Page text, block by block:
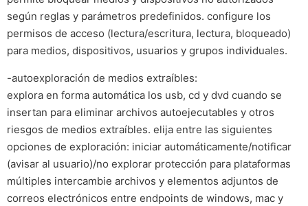
según reglas y parámetros predefinidos. configure los
permisos de acceso (lectura/escritura, lectura, bloqueado)
para medios, dispositivos, usuarios y grupos individuales.
-autoexploración de medios extraíbles:
explora en forma automática los usb, cd y dvd cuando se
insertan para eliminar archivos autoejecutables y otros
riesgos de medios extraíbles. elija entre las siguientes
opciones de exploración: iniciar automáticamente/notificar
(avisar al usuario)/no explorar protección para plataformas
múltiples intercambie archivos y elementos adjuntos de
correos electrónicos entre endpoints de windows, mac y